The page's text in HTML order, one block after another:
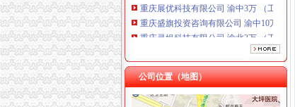
重庆灵娱科技有限公司 渝北3万 （工商注
重庆尊盟财务管理有限公司 渝北10万 （
重庆市冰岛科技发展有限公司 渝沙50万
重庆奕欣锦诚商贸有限公司 渝九50万 （
重庆市优研房地产营销策划有限公司
重庆伟尚科技发展有限公司 渝高100万 （
重庆奎颜尼商贸有限公司 渝中100万 （工
公司位置（地图）